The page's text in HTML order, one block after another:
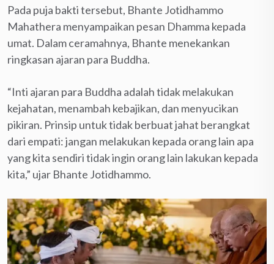
Pada puja bakti tersebut, Bhante Jotidhammo
Mahathera menyampaikan pesan Dhamma kepada
umat. Dalam ceramahnya, Bhante menekankan
ringkasan ajaran para Buddha.
“Inti ajaran para Buddha adalah tidak melakukan
kejahatan, menambah kebajikan, dan menyucikan
pikiran. Prinsip untuk tidak berbuat jahat berangkat
dari empati: jangan melakukan kepada orang lain apa
yang kita sendiri tidak ingin orang lain lakukan kepada
kita,” ujar Bhante Jotidhammo.